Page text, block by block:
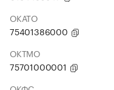
ОКАТО
75401386000
ОКТМО
75701000001